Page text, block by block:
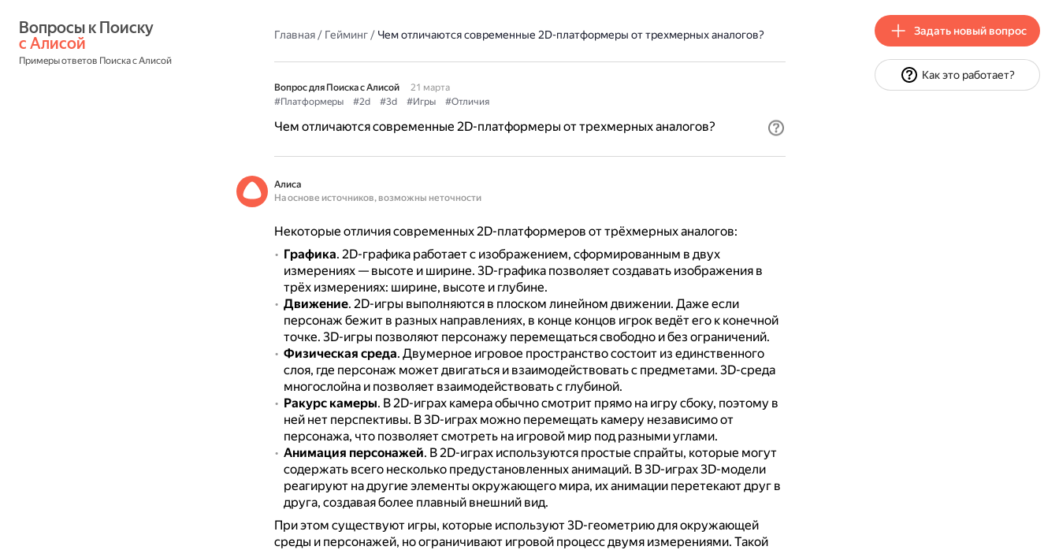
с Алисой
Примеры ответов Поиска с Алисой
Главная/ Гейминг/ Чем отличаются современные 2D-платформеры от трехмерных аналогов?
Вопрос для Поиска с Алисой
21 марта
#Платформеры
#2d #3d #Игры #Отличия
Чем отличаются современные 2D-платформеры от трехмерных аналогов?
Алиса
На основе источников, возможны неточности
Некоторые отличия современных 2D-платформеров от трёхмерных аналогов:
Графика. 2D-графика работает с изображением, сформированным в двух
измерениях — высоте и ширине. 3D-графика позволяет создавать изображения в
трёх измерениях: ширине, высоте и глубине.
Движение. 2D-игры выполняются в плоском линейном движении. Даже если
персонаж бежит в разных направлениях, в конце концов игрок ведёт его к конечной
точке. 3D-игры позволяют персонажу перемещаться свободно и без ограничений.
Физическая среда. Двумерное игровое пространство состоит из единственного
слоя, где персонаж может двигаться и взаимодействовать с предметами. 3D-среда
многослойна и позволяет взаимодействовать с глубиной.
Ракурс камеры. В 2D-играх камера обычно смотрит прямо на игру сбоку, поэтому в
ней нет перспективы. В 3D-играх можно перемещать камеру независимо от
персонажа, что позволяет смотреть на игровой мир под разными углами.
Анимация персонажей. В 2D-играх используются простые спрайты, которые могут
содержать всего несколько предустановленных анимаций. В 3D-играх 3D-модели
реагируют на другие элементы окружающего мира, их анимации перетекают друг в
друга, создавая более плавный внешний вид.
При этом существуют игры, которые используют 3D-геометрию для окружающей
среды и персонажей, но ограничивают игровой процесс двумя измерениями. Такой
Задать новый вопрос
Как это работает?